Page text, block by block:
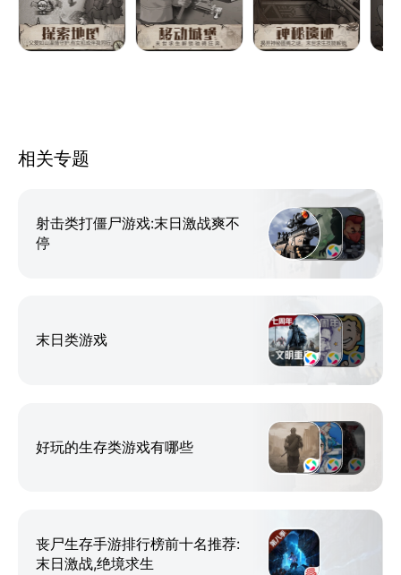
记叙文性质的应用文。
也无法考证这本日记中所记载故事的真实性，
唯一可以确认的是这日记的年代久远，但字迹清晰。
我翻开这本日记的扉页，上面写着这句话：
“我过去认为人这种生物都是慢慢变老的，
其实不然，人类啊，总有那么一瞬就让你觉得自己已经
相关专题
射击类打僵尸游戏:末日激战爽不
停
末日类游戏
好玩的生存类游戏有哪些
丧尸生存手游排行榜前十名推荐:
末日激战,绝境求生